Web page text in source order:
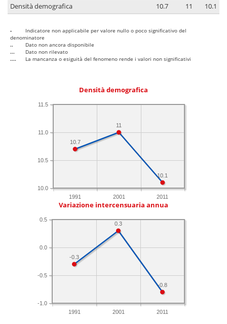
Densità demografica 10.7 11 10.1
-
Indicatore non applicabile per valore nullo o poco significativo del
denominatore
..
Dato non ancora disponibile
...
Dato non rilevato
....
La mancanza o esiguità del fenomeno rende i valori non significativi
Densità demografica
1991 2001 2011
10.0
10.5
11.0
11.5
10.1
11
10.7
Variazione intercensuaria annua
1991 2001 2011
-1.0
-0.5
0.0
0.5
-0.8
0.3
-0.3